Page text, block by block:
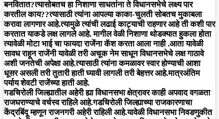
बनवितात?त्यासोबतच हा निशाणा साधतांना ते विधानसभेचे लक्ष्य पार
करतील काय??त्यासाठी त्यांना आपल्या काका-चुलती सोबतच मुकाबला
करावा लागणार आहे.त्यामुळे त्यांची लढाई काट्याची राहणार आहे ती कशी पार
करतात याकडे लक्ष लागले आहे. मागील वेळी निशाणा थोडक्यात हुकला होता
त्यावेळी मोटा भाई चा फायदा राजेंना कॅश करता आला नाही .आता यावेळी
सावध राहून राजेंनी यावेळी तरी अचूक नेम साधून विधानसभेचे लक्ष गाठावे
अशी जनतेची अपेक्षा आहे.त्यासाठी त्यांना कमळावर स्वार होण्याची आशा
धूसर असली तरी तुतारी हाती घ्यावी लागली तरी बेहत्तर आहे.मात्रअंतिम
पर्याय शेवटी राजेंच्या हाती आहे.
गडचिरोली जिल्ह्यातील अहेरी ह्या विधानसभा क्षेत्रावर काही अपवाद वगळता
राजघराण्याचे वर्चस्व राहिले आहे.गडचिरोली जिल्ह्याच्या राजकारणाचा
केंद्रबिंदू म्हणून राजनगरी अहेरी राहिली आहे.यावेळी विधानसभा निवडणुकीत